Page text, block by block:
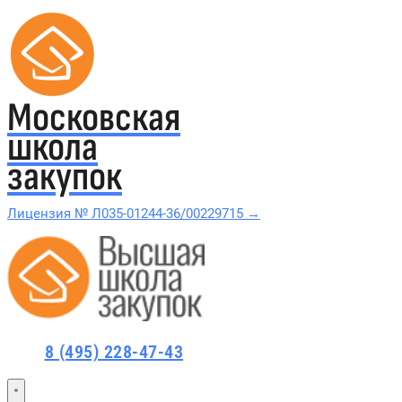
Московская
школа
закупок
Лицензия № Л035-01244-36/00229715 →
Проверить в реестре Рособрнадзора →
Курсы по 44-ФЗ
8 (495) 228-47-43